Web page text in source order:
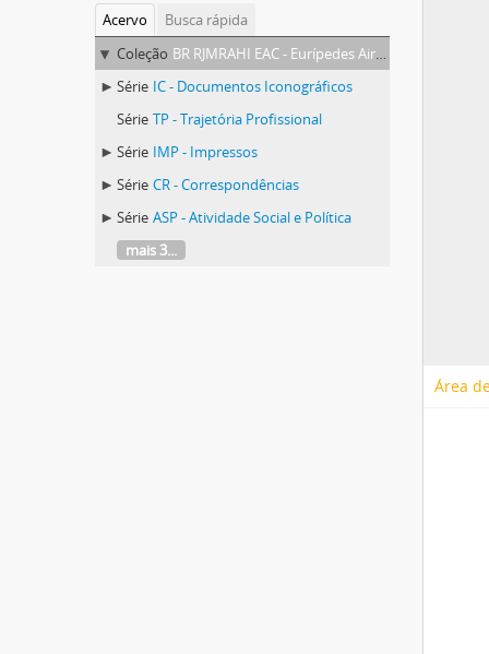
Acervo
Busca rápida
Coleção BR RJMRAHI EAC - Eurípedes Aires de Castro
Série IC - Documentos Iconográficos
Série TP - Trajetória Profissional
Série IMP - Impressos
Série CR - Correspondências
Série ASP - Atividade Social e Política
mais 3...
Área